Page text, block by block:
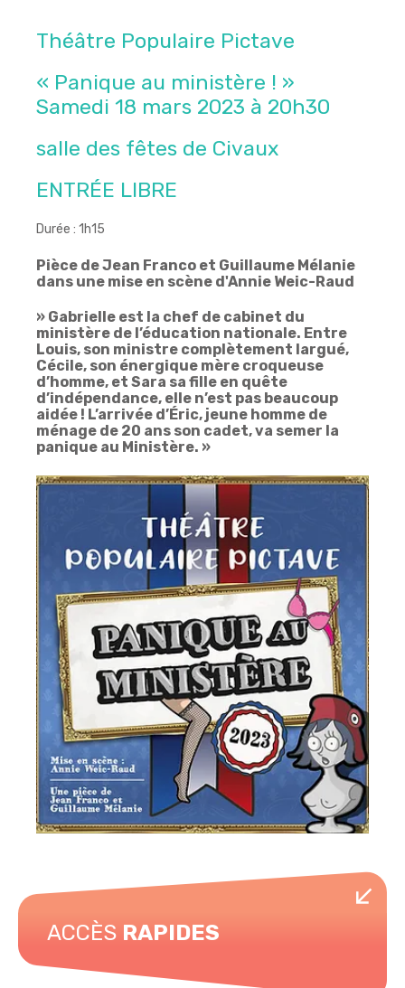
Théâtre Populaire Pictave
« Panique au ministère ! »
Samedi 18 mars 2023 à 20h30
salle des fêtes de Civaux
ENTRÉE LIBRE
Durée : 1h15
Pièce de Jean Franco et Guillaume Mélanie
dans une mise en scène d'Annie Weic-Raud
» Gabrielle est la chef de cabinet du
ministère de l’éducation nationale. Entre
Louis, son ministre complètement largué,
Cécile, son énergique mère croqueuse
d’homme, et Sara sa fille en quête
d’indépendance, elle n’est pas beaucoup
aidée ! L’arrivée d’Éric, jeune homme de
ménage de 20 ans son cadet, va semer la
panique au Ministère. »
ACCÈS RAPIDES